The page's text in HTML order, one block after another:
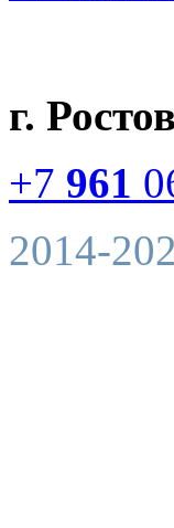
г.
+7 961
2014-